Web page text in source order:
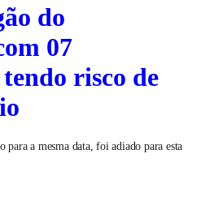
do
07
risco de
a mesma data, foi adiado para esta